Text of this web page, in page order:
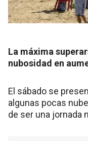
La máxima
nubosidad en
El sábado se
algunas pocas
de ser una jornada